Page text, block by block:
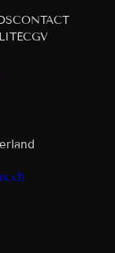
CONTACT
CGV